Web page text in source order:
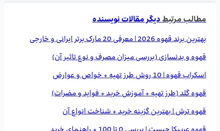
مطالب مرتبطدیگر مقالات نویسنده
بهترین برند قهوه 2026 | معرفی 20 مارک برتر ایرانی و خارجی
قهوه و بدنسازی (بررسی میزان مصرف و نوع تاثیر آن)
اسکراب قهوه | 10 روش طرز تهیه + خواص و عوارض
قهوه گلد (طرز تهیه + آموزش خرید + فواید و مضرات)
قهوه ترش | بهترین گزینه خرید + شناخت انواع آن